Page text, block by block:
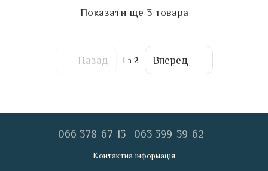
Показати ще 3 товара
Назад 1 з 2 Вперед
066 378-67-13 063 399-39-62
Контактна інформація